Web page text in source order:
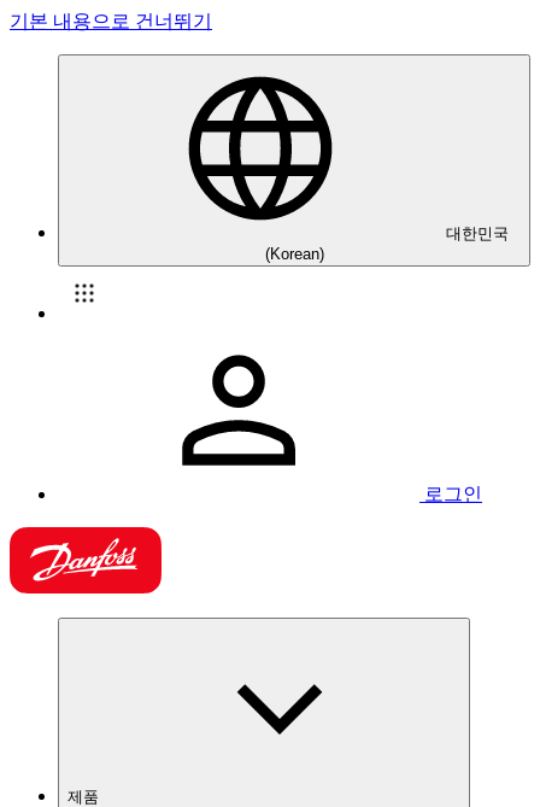
기본 내용으로 건너뛰기
대한민국
(Korean)
로그인
제품